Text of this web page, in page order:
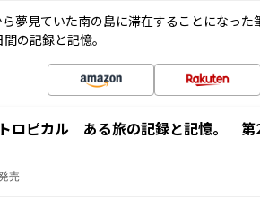
夢見ていた南の島に滞在することになっ
の記録と記憶。
ロピカル ある旅の記録と記憶。 第
売